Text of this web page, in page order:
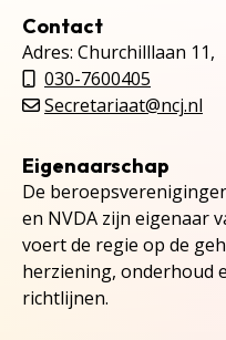
Contact
Adres: Churchilllaan
030-7600405
Secretariaat@ncj.nl
Eigenaarschap
De
en NVDA zijn eigenaar
voert de regie op de
herziening, onderhoud
richtlijnen.